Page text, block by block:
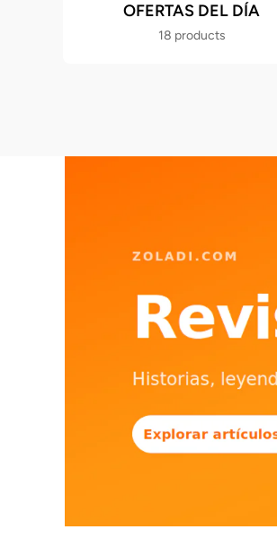
OFERTAS DEL DÍA
18 products